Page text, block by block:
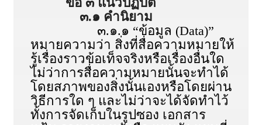
๓.๑ คำนิยาม
๓.๑.๑ “ข้อมูล (Data)”
หมายความว่า สิ่งที่สื่อความหมายให้
รู้เรื่องราวข้อเท็จจริงหรือเรื่องอื่นใด
ไม่ว่าการสื่อความหมายนั้นจะทำได้
โดยสภาพของสิ่งนั้นเองหรือโดยผ่าน
วิธีการใด ๆ และไม่ว่าจะได้จัดทำไว้
ทั้งการจัดเก็บในรูปซอง เอกสาร